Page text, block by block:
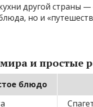
другой страны
но и
и простые
блюдо